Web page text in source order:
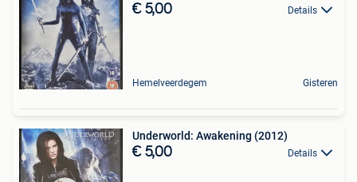
€ 5,00 Details
Hemelveerdegem Gisteren
Underworld: Awakening (2012)
€ 5,00 Details